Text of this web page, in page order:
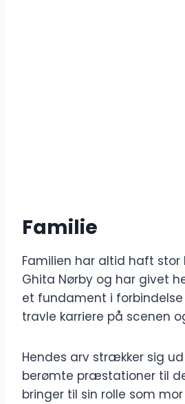
Familie
Familien har altid haft
Ghita Nørby og har givet
et fundament i
travle karriere på scenen
Hendes arv strækker sig
berømte præstationer til
bringer til sin rolle som